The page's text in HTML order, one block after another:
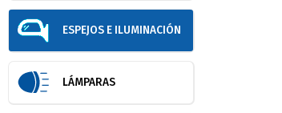
ESPEJOS E ILUMINACIÓN
LÁMPARAS